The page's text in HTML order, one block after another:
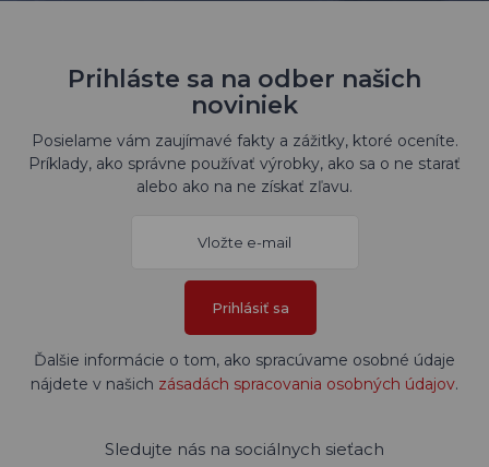
Prihláste sa na odber našich
noviniek
Posielame vám zaujímavé fakty a zážitky, ktoré oceníte.
Príklady, ako správne používať výrobky, ako sa o ne starať
alebo ako na ne získať zľavu.
Prihlásiť sa
Ďalšie informácie o tom, ako spracúvame osobné údaje
nájdete v našich zásadách spracovania osobných údajov.
Sledujte nás na sociálnych sieťach